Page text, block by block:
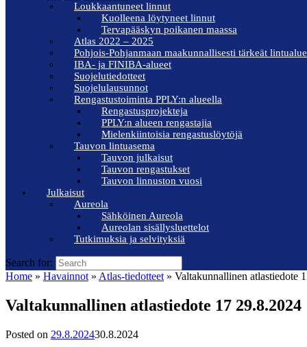
Loukkaantuneet linnut
Kuolleena löytyneet linnut
Tervapääskyn poikanen maassa
Atlas 2022 – 2025
Pohjois-Pohjanmaan maakunnallisesti tärkeät
IBA- ja FINIBA-alueet
Suojelutiedotteet
Suojelulausunnot
Rengastustoiminta PPLY:n alueella
Rengastusprojekteja
PPLY:n alueen rengastajia
Mielenkiintoisia rengastuslöytöjä
Tauvon lintuasema
Tauvon julkaisut
Tauvon rengastukset
Tauvon linnuston vuosi
Julkaisut
Aureola
Sähköinen Aureola
Aureolan sisällysluettelot
Tutkimuksia ja selvityksiä
Search for:
Home » Havainnot » Atlas-tiedotteet » Valtakunnallinen atlastiedote
Valtakunnallinen atlastiedote 17 29.8.2024
Posted on 29.8.202430.8.2024